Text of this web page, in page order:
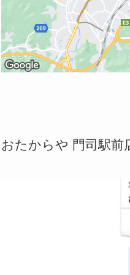
おたからや 門司駅前